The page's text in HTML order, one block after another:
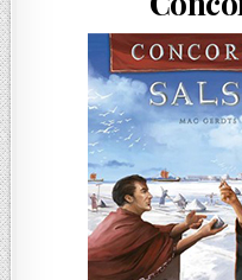
E
D
I
N